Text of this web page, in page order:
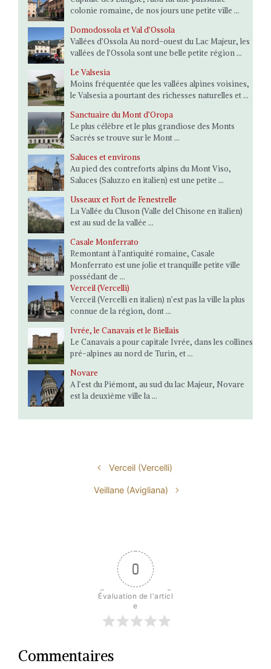
colonie romaine, de nos jours une petite ville ...
Domodossola et Val d’Ossola
Vallées d’Ossola Au nord-ouest du Lac Majeur, les
vallées de l’Ossola sont une belle petite région ...
Le Valsesia
Moins fréquentée que les vallées alpines voisines,
le Valsesia a pourtant des richesses naturelles et ...
Sanctuaire du Mont d’Oropa
Le plus célèbre et le plus grandiose des Monts
Sacrés se trouve sur le Mont ...
Saluces et environs
Au pied des contreforts alpins du Mont Viso,
Saluces (Saluzzo en italien) est une petite ...
Usseaux et Fort de Fenestrelle
La Vallée du Cluson (Valle del Chisone en italien)
est au sud de la vallée ...
Casale Monferrato
Remontant à l’antiquité romaine, Casale
Monferrato est une jolie et tranquille petite ville
possédant de ...
Verceil (Vercelli)
Verceil (Vercelli en italien) n’est pas la ville la plus
connue de la région, dont ...
Ivrée, le Canavais et le Biellais
Le Canavais a pour capitale Ivrée, dans les collines
pré-alpines au nord de Turin, et ...
Novare
A l’est du Piémont, au sud du lac Majeur, Novare
est la deuxième ville la ...
Verceil (Vercelli)
Veillane (Avigliana)
0
Évaluation de l'articl
e
Commentaires